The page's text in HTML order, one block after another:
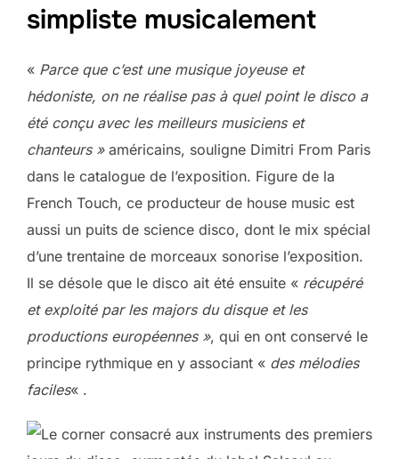
simpliste musicalement
« Parce que c’est une musique joyeuse et
hédoniste, on ne réalise pas à quel point le disco a
été conçu avec les meilleurs musiciens et
chanteurs »américains, souligne Dimitri From Paris
dans le catalogue de l’exposition. Figure de la
French Touch, ce producteur de house music est
aussi un puits de science disco, dont le mix spécial
d’une trentaine de morceaux sonorise l’exposition.
Il se désole que le disco ait été ensuite « récupéré
et exploité par les majors du disque et les
productions européennes », qui en ont conservé le
principe rythmique en y associant « des mélodies
faciles« .